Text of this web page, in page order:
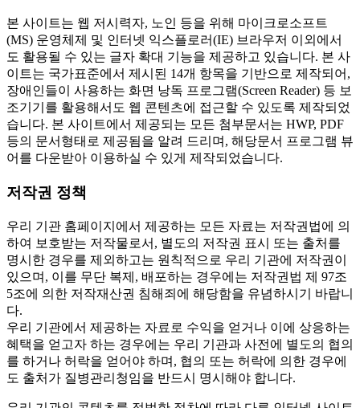
본 사이트는 웹 저시력자, 노인 등을 위해 마이크로소프트
(MS) 운영체제 및 인터넷 익스플로러(IE) 브라우저 이외에서
도 활용될 수 있는 글자 확대 기능을 제공하고 있습니다. 본 사
이트는 국가표준에서 제시된 14개 항목을 기반으로 제작되어,
장애인들이 사용하는 화면 낭독 프로그램(Screen Reader) 등 보
조기기를 활용해서도 웹 콘텐츠에 접근할 수 있도록 제작되었
습니다. 본 사이트에서 제공되는 모든 첨부문서는 HWP, PDF
등의 문서형태로 제공됨을 알려 드리며, 해당문서 프로그램 뷰
어를 다운받아 이용하실 수 있게 제작되었습니다.
저작권 정책
우리 기관 홈페이지에서 제공하는 모든 자료는 저작권법에 의
하여 보호받는 저작물로서, 별도의 저작권 표시 또는 출처를
명시한 경우를 제외하고는 원칙적으로 우리 기관에 저작권이
있으며, 이를 무단 복제, 배포하는 경우에는 저작권법 제 97조
5조에 의한 저작재산권 침해죄에 해당함을 유념하시기 바랍니
다.
우리 기관에서 제공하는 자료로 수익을 얻거나 이에 상응하는
혜택을 얻고자 하는 경우에는 우리 기관과 사전에 별도의 협의
를 하거나 허락을 얻어야 하며, 협의 또는 허락에 의한 경우에
도 출처가 질병관리청임을 반드시 명시해야 합니다.